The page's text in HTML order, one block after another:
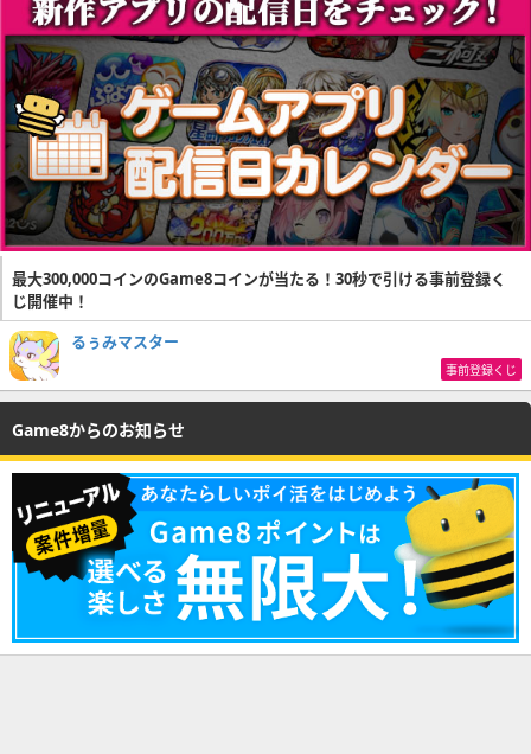
最大300,000コインのGame8コインが当たる！30秒で引ける事前登録く
じ開催中！
るぅみマスター
事前登録くじ
Game8からのお知らせ